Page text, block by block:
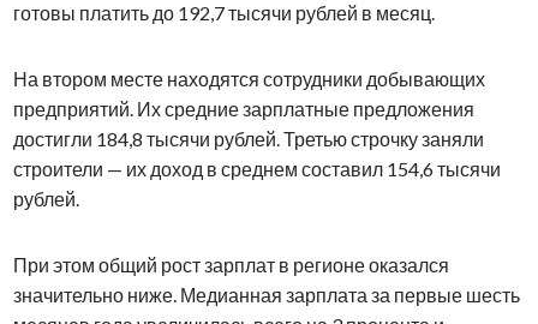
готовы платить до 192,7 тысячи рублей в месяц.
На втором месте находятся сотрудники добывающих
предприятий. Их средние зарплатные предложения
достигли 184,8 тысячи рублей. Третью строчку заняли
строители — их доход в среднем составил 154,6 тысячи
рублей.
При этом общий рост зарплат в регионе оказался
значительно ниже. Медианная зарплата за первые шесть